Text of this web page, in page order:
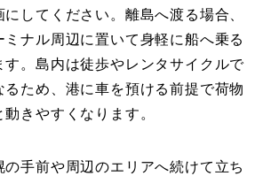
してください。離島へ渡る場合、
ナル周辺に置いて身軽に船へ乗る
す。島内は徒歩やレンタサイクルで
ため、港に車を預ける前提で荷物
きやすくなります。
手前や周辺のエリアへ続けて立ち